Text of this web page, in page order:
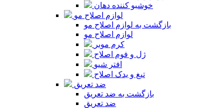
خوشبو کننده دهان
لوازم اصلاح مو
بازگشت به لوازم اصلاح مو
لوازم اصلاح مو
کرم موبر
ژل و فوم اصلاح
افتر شیو
تیغ و یدک اصلاح
ضد تعریق
بازگشت به ضد تعریق
ضد تعریق